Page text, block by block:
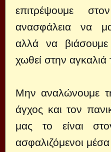
επιτρέψουμε
ανασφάλεια να
αλλά να
χωθεί στην αγκαλιά
Μην αναλώνουμε
άγχος και τον
μας το είναι
ασφαλιζόμενοι